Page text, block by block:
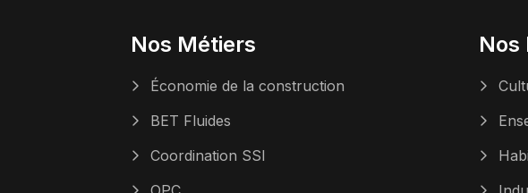
Nos Métiers
Économie de la construction
BET Fluides
Coordination SSI
Nos